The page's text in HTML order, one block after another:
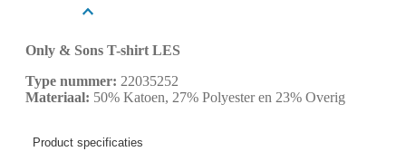
Only & Sons T-shirt LES
Type nummer: 22035252
Materiaal: 50% Katoen, 27% Polyester en 23% Overig
Product specificaties